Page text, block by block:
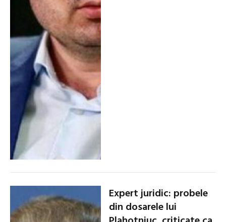
Expert juridic: probele
din dosarele lui